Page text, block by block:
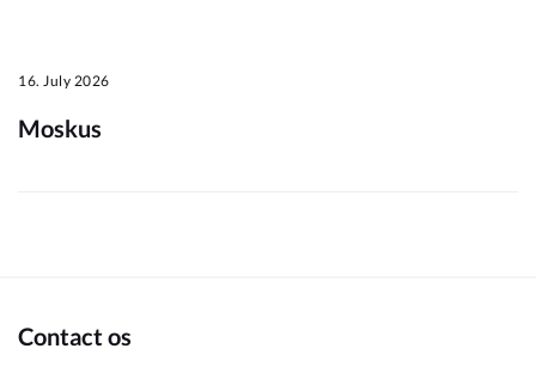
16. July 2026
Moskus
Contact os